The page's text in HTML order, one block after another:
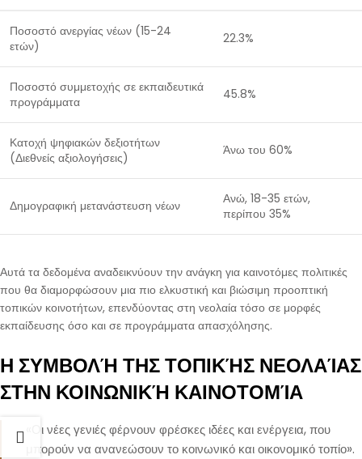
Ποσοστό ανεργίας νέων (15-24
ετών)
22.3%
Ποσοστό συμμετοχής σε εκπαιδευτικά
προγράμματα
45.8%
Κατοχή ψηφιακών δεξιοτήτων
(Διεθνείς αξιολογήσεις)
Άνω του 60%
Δημογραφική μετανάστευση νέων
Ανώ, 18-35 ετών,
περίπου 35%
Αυτά τα δεδομένα αναδεικνύουν την ανάγκη για καινοτόμες πολιτικές
που θα διαμορφώσουν μια πιο ελκυστική και βιώσιμη προοπτική
τοπικών κοινοτήτων, επενδύοντας στη νεολαία τόσο σε μορφές
εκπαίδευσης όσο και σε προγράμματα απασχόλησης.
Η ΣΥΜΒΟΛΉ ΤΗΣ ΤΟΠΙΚΉΣ ΝΕΟΛΑΊΑΣ
ΣΤΗΝ ΚΟΙΝΩΝΙΚΉ ΚΑΙΝΟΤΟΜΊΑ
«Οι νέες γενιές φέρνουν φρέσκες ιδέες και ενέργεια, που
μπορούν να ανανεώσουν το κοινωνικό και οικονομικό τοπίο».